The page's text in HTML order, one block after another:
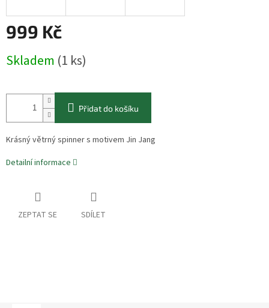
999 Kč
cena:
Skladem (1 ks)
Přidat do košíku
Krásný větrný spinner s motivem Jin Jang
Detailní informace
ZEPTAT SE SDÍLET